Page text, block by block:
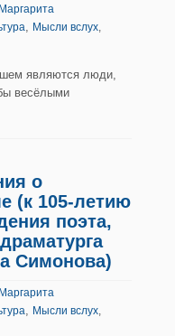
Маргарита
, Мысли вслух,
являются люди,
весёлыми
о
(к 105-летию
поэта,
Симонова)
Маргарита
, Мысли вслух,